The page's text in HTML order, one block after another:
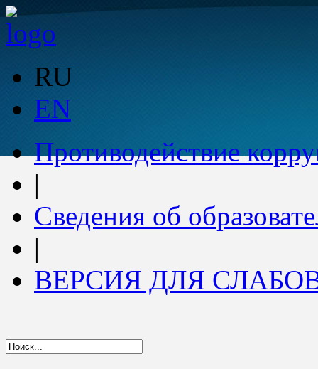
RU
EN
Противодействие
|
Сведения об
|
ВЕРСИЯ ДЛЯ